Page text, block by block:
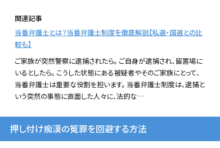
関連記事
当番弁護士とは？当番弁護士制度を徹底解説【私選・国選との比
較も】
ご家族が突然警察に逮捕されたら。 ご自身が逮捕され、留置場に
いるとしたら。 こうした状態にある被疑者やそのご家族にとって、
当番弁護士は重要な役割を担います。 当番弁護士制度は、逮捕と
いう突然の事態に直面した人々に、法的な…
押し付け痴漢の冤罪を回避する方法